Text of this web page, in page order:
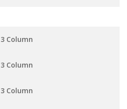
3 Column
3 Column
3 Column